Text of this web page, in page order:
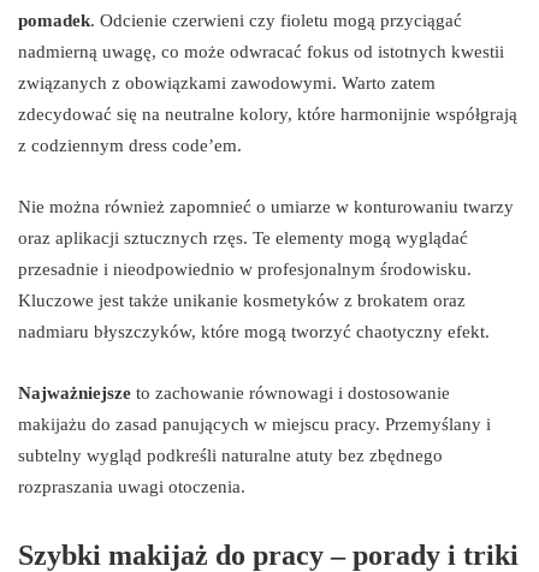
pomadek. Odcienie czerwieni czy fioletu mogą przyciągać
nadmierną uwagę, co może odwracać fokus od istotnych kwestii
związanych z obowiązkami zawodowymi. Warto zatem
zdecydować się na neutralne kolory, które harmonijnie współgrają
z codziennym dress code’em.
Nie można również zapomnieć o umiarze w konturowaniu twarzy
oraz aplikacji sztucznych rzęs. Te elementy mogą wyglądać
przesadnie i nieodpowiednio w profesjonalnym środowisku.
Kluczowe jest także unikanie kosmetyków z brokatem oraz
nadmiaru błyszczyków, które mogą tworzyć chaotyczny efekt.
Najważniejsze to zachowanie równowagi i dostosowanie
makijażu do zasad panujących w miejscu pracy. Przemyślany i
subtelny wygląd podkreśli naturalne atuty bez zbędnego
rozpraszania uwagi otoczenia.
Szybki makijaż do pracy – porady i triki